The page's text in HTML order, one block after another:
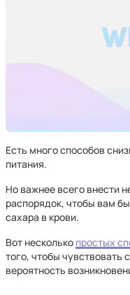
Есть много способов
питания.
Но важнее всего внести
распорядок, чтобы вам
сахара в крови.
Вот несколько простых
того, чтобы чувствовать
вероятность